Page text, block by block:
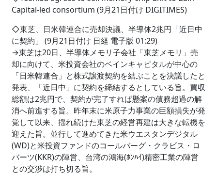
Capital-led consortium (9月21日付け DIGITIMES)
◇東芝、日米韓連合に売却決議、半導体2兆円「近日中
に契約」 (9月21日付け 日経 電子版 01:29)
→東芝は20日、半導体メモリ子会社「東芝メモリ」売
却に向けて、米投資会社のベインキャピタルが中心の
「日米韓連合」と株式譲渡契約を結ぶことを決議したと
発表、「近日中」に契約を締結するとしている旨。買収
総額は2兆円で、契約が完了すれば懸案の債務超過の解
消へ前進する旨。昨年末に米原子力事業の巨額損失が発
覚して以来、揺れ続けた東芝の経営再建は大きな転機を
迎えた旨。並行して進めてきた米ウエスタンデジタル
(WD)と米投資ファンドのコールバーグ・クラビス・ロ
バーツ(KKR)の陣営、台湾の鴻海(ﾎﾝﾊｲ)精密工業の陣営
との交渉は打ち切る旨。